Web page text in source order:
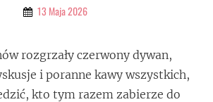
By 13 Maja 2026
rozgrzały czerwony dywan,
i poranne kawy wszystkich,
kto tym razem zabierze do